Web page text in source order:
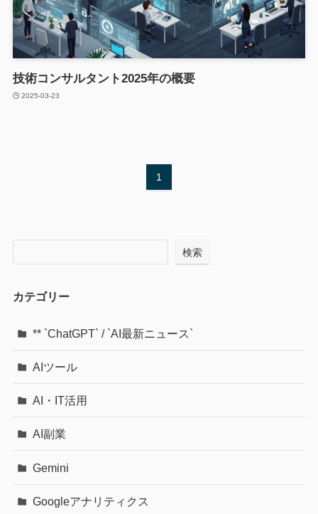
技術コンサルタント2025年の概要
2025-03-23
1
検索
カテゴリー
** `ChatGPT` / `AI最新ニュース`
AIツール
AI・IT活用
AI副業
Gemini
Googleアナリティクス